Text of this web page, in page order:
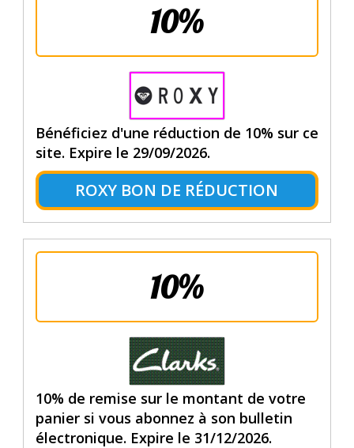
10%
Bénéficiez d'une réduction de 10% sur ce
site. Expire le 29/09/2026.
ROXY BON DE RÉDUCTION
10%
10% de remise sur le montant de votre
panier si vous abonnez à son bulletin
électronique. Expire le 31/12/2026.